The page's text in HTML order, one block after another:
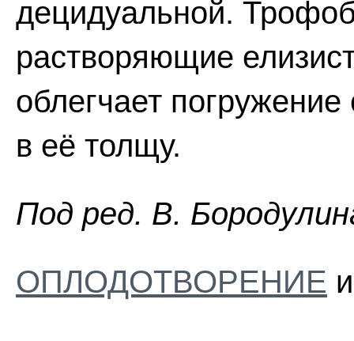
децидуальной.
растворяющие
облегчает
в её толщу.
Пoд peд. B.
ОПЛОДОТВОРЕНИЕ